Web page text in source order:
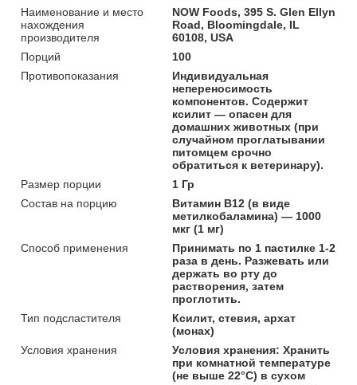
Наименование и место
нахождения
производителя
NOW Foods, 395 S. Glen Ellyn
Road, Bloomingdale, IL
60108, USA
Порций
100
Противопоказания
Индивидуальная
непереносимость
компонентов. Содержит
ксилит — опасен для
домашних животных (при
случайном проглатывании
питомцем срочно
обратиться к ветеринару).
Размер порции
1 Гр
Состав на порцию
Витамин B12 (в виде
метилкобаламина) — 1000
мкг (1 мг)
Способ применения
Принимать по 1 пастилке 1-2
раза в день. Разжевать или
держать во рту до
растворения, затем
проглотить.
Тип подсластителя
Ксилит, стевия, архат
(монах)
Условия хранения
Условия хранения: Хранить
при комнатной температуре
(не выше 22°C) в сухом